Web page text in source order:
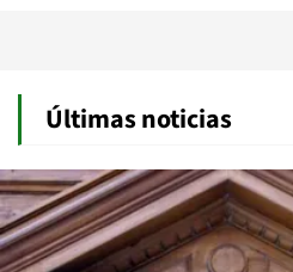
Últimas noticias